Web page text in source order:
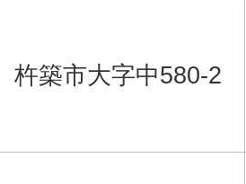
杵築市大字中580-2